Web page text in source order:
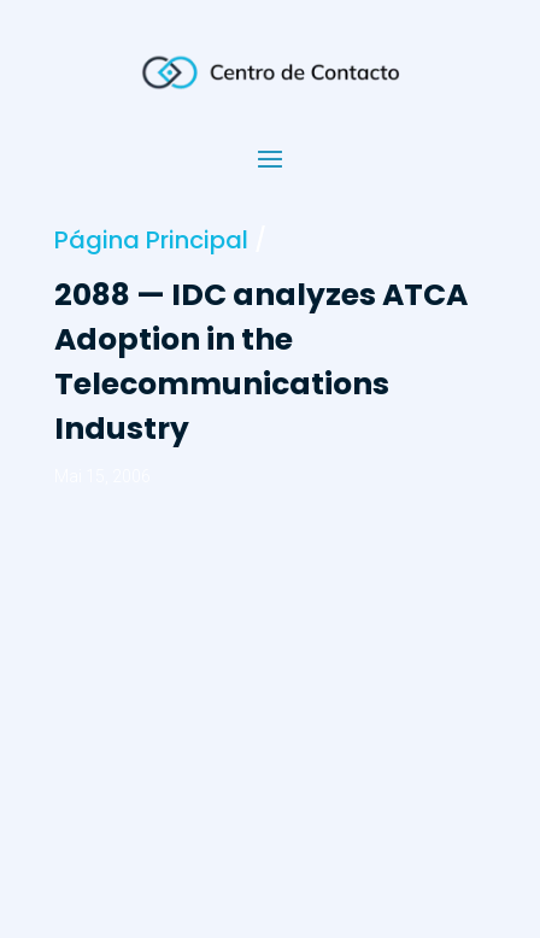
Página Principal
2088 — IDC analyzes ATCA
Adoption in the
Telecommunications
Industry